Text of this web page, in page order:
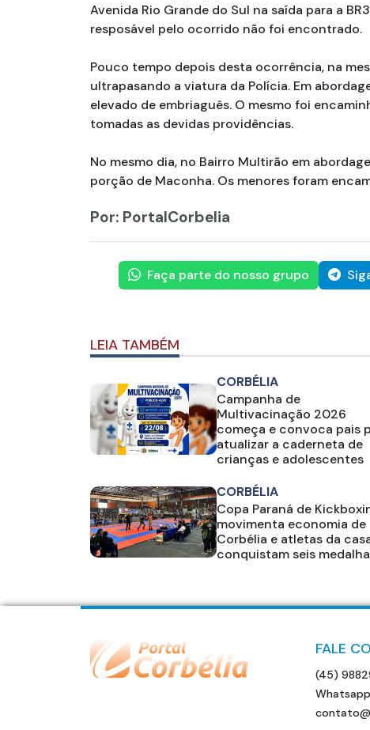
Avenida Rio Grande do Sul na saída para a
resposável pelo ocorrido não foi encontrado.
Pouco tempo depois desta ocorrência, na
ultrapasando a viatura da Polícia. Em
elevado de embriaguês. O mesmo foi
tomadas as devidas providências.
No mesmo dia, no Bairro Multirão em
porção de Maconha. Os menores foram
Por: PortalCorbelia
Faça parte do nosso grupo
LEIA TAMBÉM
CORBÉLIA
Campanha de
Multivacinação 2026
começa e convoca pais
atualizar a caderneta de
crianças e adolescentes
CORBÉLIA
Copa Paraná de
movimenta economia de
Corbélia e atletas da
conquistam seis
FALE
(45)